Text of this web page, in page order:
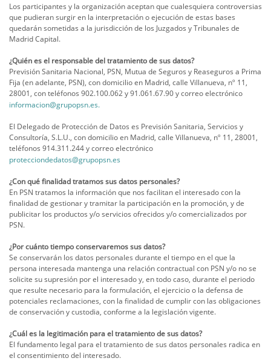
Los participantes y la organización aceptan que cualesquiera controversias
que pudieran surgir en la interpretación o ejecución de estas bases
quedarán sometidas a la jurisdicción de los Juzgados y Tribunales de
Madrid Capital.
¿Quién es el responsable del tratamiento de sus datos?
Previsión Sanitaria Nacional, PSN, Mutua de Seguros y Reaseguros a Prima
Fija (en adelante, PSN), con domicilio en Madrid, calle Villanueva, nº 11,
28001, con teléfonos 902.100.062 y 91.061.67.90 y correo electrónico
informacion@grupopsn.es.
El Delegado de Protección de Datos es Previsión Sanitaria, Servicios y
Consultoría, S.L.U., con domicilio en Madrid, calle Villanueva, nº 11, 28001,
teléfonos 914.311.244 y correo electrónico
protecciondedatos@grupopsn.es
¿Con qué finalidad tratamos sus datos personales?
En PSN tratamos la información que nos facilitan el interesado con la
finalidad de gestionar y tramitar la participación en la promoción, y de
publicitar los productos y/o servicios ofrecidos y/o comercializados por
PSN.
¿Por cuánto tiempo conservaremos sus datos?
Se conservarán los datos personales durante el tiempo en el que la
persona interesada mantenga una relación contractual con PSN y/o no se
solicite su supresión por el interesado y, en todo caso, durante el periodo
que resulte necesario para la formulación, el ejercicio o la defensa de
potenciales reclamaciones, con la finalidad de cumplir con las obligaciones
de conservación y custodia, conforme a la legislación vigente.
¿Cuál es la legitimación para el tratamiento de sus datos?
El fundamento legal para el tratamiento de sus datos personales radica en
el consentimiento del interesado.